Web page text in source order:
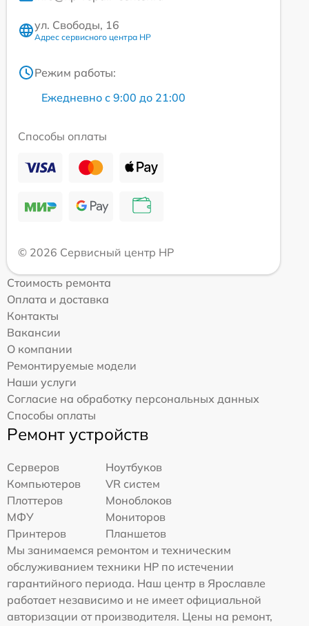
ул. Свободы, 16
Адрес сервисного центра HP
Режим работы:
Ежедневно с 9:00 до 21:00
Способы оплаты
© 2026 Сервисный центр HP
Стоимость ремонта
Оплата и доставка
Контакты
Вакансии
О компании
Ремонтируемые модели
Наши услуги
Согласие на обработку персональных данных
Способы оплаты
Ремонт устройств
Серверов
Ноутбуков
Компьютеров
VR систем
Плоттеров
Моноблоков
МФУ
Мониторов
Принтеров
Планшетов
Мы занимаемся ремонтом и техническим
обслуживанием техники HP по истечении
гарантийного периода. Наш центр в Ярославле
работает независимо и не имеет официальной
авторизации от производителя. Цены на ремонт,